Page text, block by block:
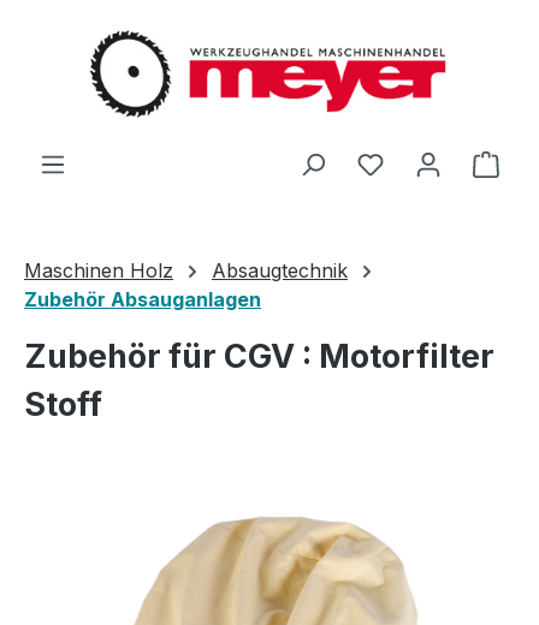
Zum Hauptinhalt springen
Du hast 0
Maschinen Holz
Absaugtechnik
Zubehör Absauganlagen
Zubehör für CGV : Motorfilter
Stoff
Bildergalerie überspringen